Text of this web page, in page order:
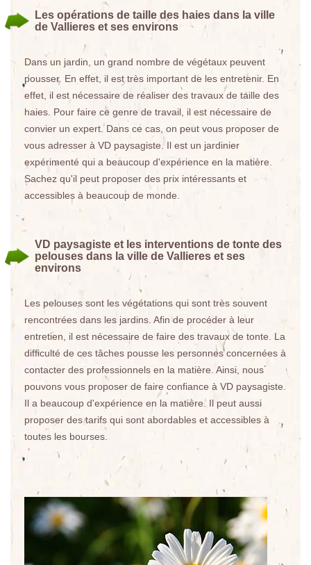
Les opérations de taille des haies dans la ville
de Vallieres et ses environs
Dans un jardin, un grand nombre de végétaux peuvent
pousser. En effet, il est très important de les entretenir. En
effet, il est nécessaire de réaliser des travaux de taille des
haies. Pour faire ce genre de travail, il est nécessaire de
convier un expert. Dans ce cas, on peut vous proposer de
vous adresser à VD paysagiste. Il est un jardinier
expérimenté qui a beaucoup d'expérience en la matière.
Sachez qu'il peut proposer des prix intéressants et
accessibles à beaucoup de monde.
VD paysagiste et les interventions de tonte des
pelouses dans la ville de Vallieres et ses
environs
Les pelouses sont les végétations qui sont très souvent
rencontrées dans les jardins. Afin de procéder à leur
entretien, il est nécessaire de faire des travaux de tonte. La
difficulté de ces tâches pousse les personnes concernées à
contacter des professionnels en la matière. Ainsi, nous
pouvons vous proposer de faire confiance à VD paysagiste.
Il a beaucoup d'expérience en la matière. Il peut aussi
proposer des tarifs qui sont abordables et accessibles à
toutes les bourses.